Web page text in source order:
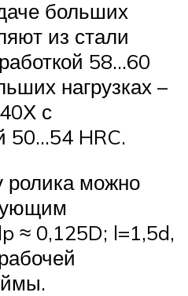
больших
из стали
58…60
нагрузках –
с
50…54 HRC.
ролика можно
≈ 0,125D; l=1,5d,